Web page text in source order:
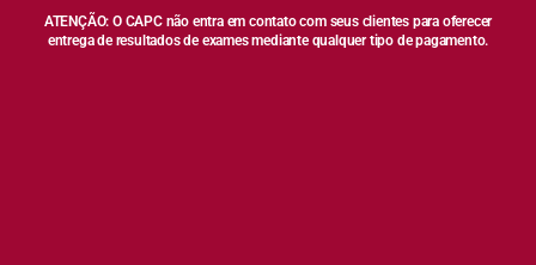
ATENÇÃO: O CAPC não entra em contato com seus clientes para oferecer
entrega de resultados de exames mediante qualquer tipo de pagamento.